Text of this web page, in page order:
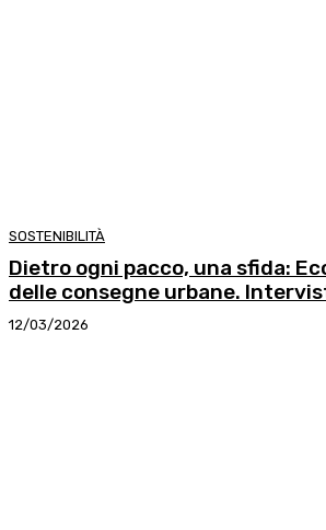
SOSTENIBILITÀ
Dietro ogni pacco, una sfida:
delle consegne urbane.
12/03/2026